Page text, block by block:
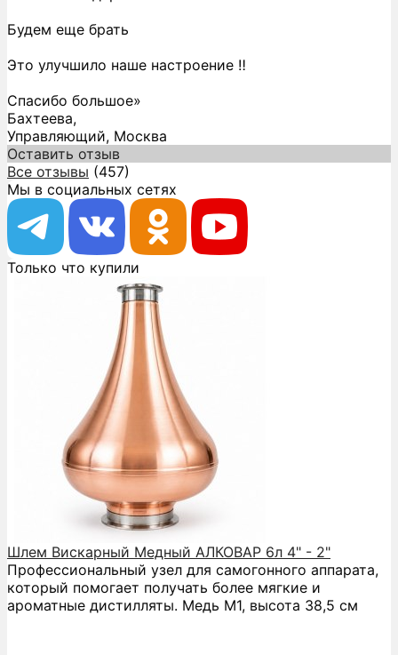
Будем еще брать
Это улучшило наше настроение ‼️
Спасибо большое»
Бахтеева,
Управляющий, Москва
Оставить отзыв
Все отзывы (457)
Мы в социальных сетях
Только что купили
Шлем Вискарный Медный АЛКОВАР 6л 4" - 2"
Профессиональный узел для самогонного аппарата,
который помогает получать более мягкие и
ароматные дистилляты. Медь М1, высота 38,5 см